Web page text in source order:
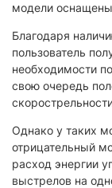
модели
Благодаря
пользователь
необходимости
свою очередь
Однако у таких
отрицательный
расход энергии
выстрелов на